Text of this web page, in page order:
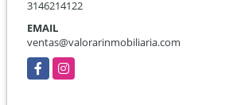
3146214122
EMAIL
ventas@valorarinmobiliaria.com
FacebookInstagram